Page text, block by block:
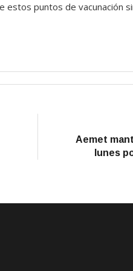
estos puntos de vacunación
Aemet
lunes